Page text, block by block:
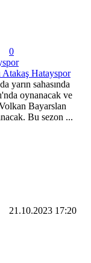
0
Hatayspor
yarın sahasında
oynanacak ve
Bayarslan
Bu sezon ...
21.10.2023 17:20